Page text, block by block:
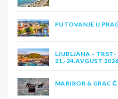
PUTOVANJE U
LJUBLJANA –
21.-24.AVGUST 2026
MARIBOR & GRAC